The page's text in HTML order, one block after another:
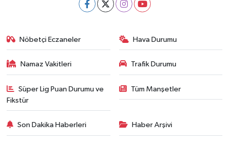
Nöbetçi Eczaneler Hava Durumu
Namaz Vakitleri Trafik Durumu
Süper Lig Puan Durumu ve
Fikstür
Tüm Manşetler
Son Dakika Haberleri Haber Arşivi